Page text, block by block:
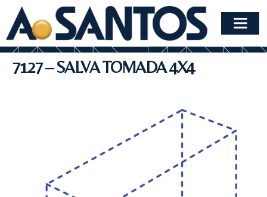
7127 – SALVA TOMADA 4X4